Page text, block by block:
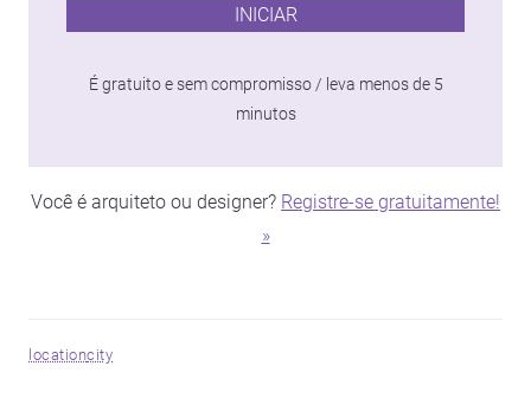
INICIAR
É gratuito e sem compromisso / leva menos de 5
minutos
Você é arquiteto ou designer? Registre-se gratuitamente!
»
locationcity